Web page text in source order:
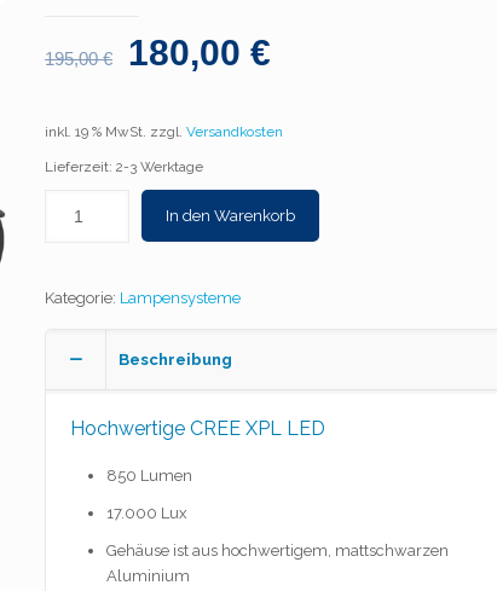
195,00€ 180,00€
inkl. 19 % MwSt. zzgl.Versandkosten
Lieferzeit: 2-3 Werktage
In den Warenkorb
Kategorie: Lampensysteme
Beschreibung
Hochwertige CREE XPL LED
850 Lumen
17.000 Lux
Gehäuse ist aus hochwertigem, mattschwarzen
Aluminium